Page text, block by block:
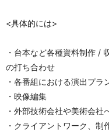
<具体的には>
・台本など各種資料制作 /
の打ち合わせ
・各番組における演出プラ
・映像編集
・外部技術会社や美術会社
・クライアントワーク、制